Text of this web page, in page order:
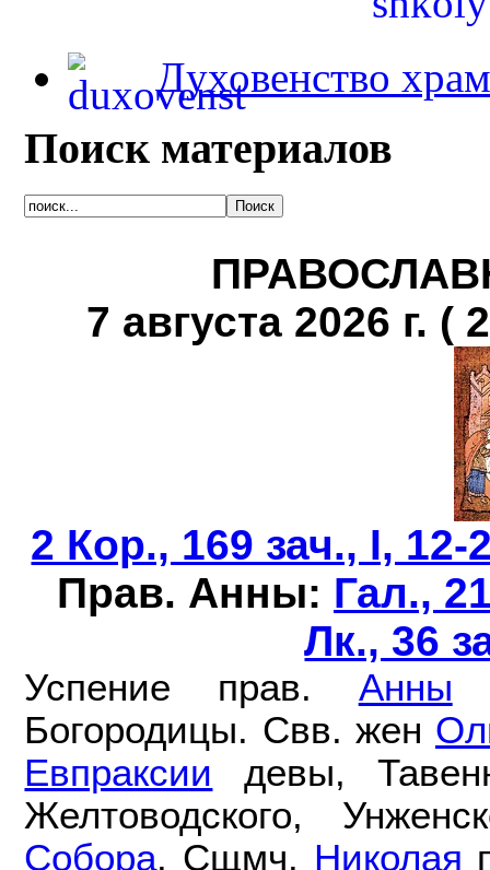
Духовенство
Поиск материалов
7 августа 2026 г. (
2 Кор., 169 зач., I, 12-
Прав. Анны: Гал.,
Лк., 36
Успение прав. Анны
Богородицы. Свв. жен
Евпраксии девы,
Желтоводского,
Собора. Сщмч. Николая